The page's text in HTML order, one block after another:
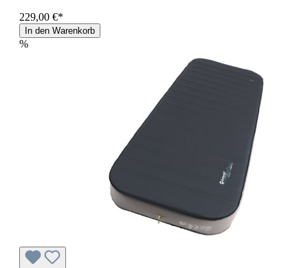
229,00 €*
In den Warenkorb
%